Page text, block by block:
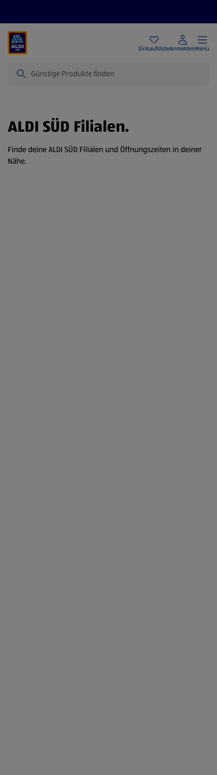
EinkaufslisteAnmeldenMenu
ALDI SÜD Filialen.
Finde deine ALDI SÜD Filialen und Öffnungszeiten in deiner
Nähe.